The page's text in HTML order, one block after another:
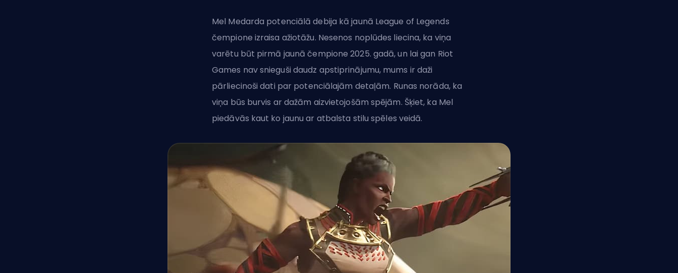
Mel Medarda potenciālā debija kā jaunā League of Legends
čempione izraisa ažiotāžu. Nesenos noplūdes liecina, ka viņa
varētu būt pirmā jaunā čempione 2025. gadā, un lai gan Riot
Games nav snieguši daudz apstiprinājumu, mums ir daži
pārliecinoši dati par potenciālajām detaļām. Runas norāda, ka
viņa būs burvis ar dažām aizvietojošām spējām. Šķiet, ka Mel
piedāvās kaut ko jaunu ar atbalsta stilu spēles veidā.